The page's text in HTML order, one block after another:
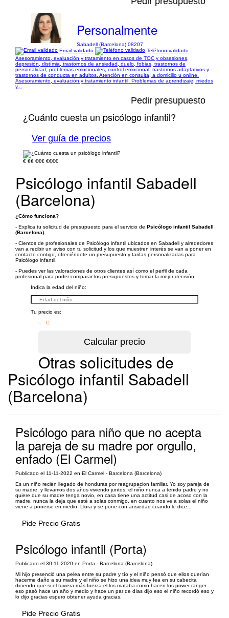
Personalmente
Sabadell (Barcelona) 08207
Email validado
Teléfono validado
Asesoramiento, evaluación y tratamiento en casos de TOC y obsesiones,
depresión, distímia, trastornos de ansiedad, duelo, fobias, trastornos de
personalidad, problemas emocionales, control emocional, trastornos adaptativos y
trastornos de conducta en adultos. Atención en consulta, a domicilio u online.
Asesoramiento, evaluación y tratamiento infantil. Problemas de aprendizaje, miedos
y...
Pedir presupuesto
¿Cuánto cuesta un psicólogo infantil?
Ver guía de precios
€ €€ €€€ €€€€
Psicólogo infantil Sabadell
(Barcelona)
¿Cómo funciona?
- Explica tu solicitud de presupuesto para el servicio de Psicólogo infantil Sabadell
(Barcelona)
- Cientos de profesionales de Psicólogo infantil ubicados en Sabadell y alrededores
van a recibir un aviso con tu solicitud y los que muestren interés se van a poner en
contacto contigo, ofreciéndote un presupuesto y tarifas personalizadas para
Psicólogo infantil.
- Puedes ver las valoraciones de otros clientes así como el perfil de cada
profesional para poder comparar los presupuestos y tomar la mejor decisión.
Indica la edad del niño:
Tu precio es:
– €
Otras solicitudes de
Psicólogo infantil Sabadell
(Barcelona)
Psicólogo para niño que no acepta
la pareja de su madre por orgullo,
enfado (El Carmel)
Publicado el 11-11-2022 en El Carmel - Barcelona (Barcelona)
Es un niño recién llegado de honduras por reagrupacion familiar. Yo soy pareja de
su madre, y llevamos dos años viviendo juntos, el niño nunca a tenido padre y no
quiere que su madre tenga novio, en casa tiene una actitud casi de acoso con la
madre, nunca la deja que esté a solas conmigo, en cuanto nos ve a solas el niño
viene a ponerse en medio. Llora y se pone con ansiedad cuando le dice...
Pide Precio Gratis
Psicólogo infantil (Porta)
Publicado el 30-11-2020 en Porta - Barcelona (Barcelona)
Mi hijo presenció una pelea entre su padre y tío y el niño pensó que ellos querían
hacerme daño a su madre y el niño se hizo una idea muy fea en su cabecita
diciendo que si el tuviera más fuerza el los mataba como hacen los power ranger
eso pasó hace un año y medio y hace un par de días dijo eso el niño recordó eso y
lo dijo gracias espero obtener ayuda gracias.
Pide Precio Gratis